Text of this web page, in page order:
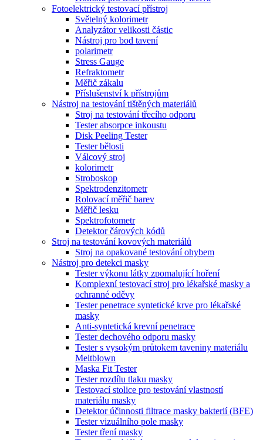
Fotoelektrický testovací přístroj
Světelný kolorimetr
Analyzátor velikosti částic
Nástroj pro bod tavení
polarimetr
Stress Gauge
Refraktometr
Měřič zákalu
Příslušenství k přístrojům
Nástroj na testování tištěných materiálů
Stroj na testování třecího odporu
Tester absorpce inkoustu
Disk Peeling Tester
Tester bělosti
Válcový stroj
kolorimetr
Stroboskop
Spektrodenzitometr
Rolovací měřič barev
Měřič lesku
Spektrofotometr
Detektor čárových kódů
Stroj na testování kovových materiálů
Stroj na opakované testování ohybem
Nástroj pro detekci masky
Tester výkonu látky zpomalující hoření
Komplexní testovací stroj pro lékařské masky a
ochranné oděvy
Tester penetrace syntetické krve pro lékařské
masky
Anti-syntetická krevní penetrace
Tester dechového odporu masky
Tester s vysokým průtokem taveniny materiálu
Meltblown
Maska Fit Tester
Tester rozdílu tlaku masky
Testovací stolice pro testování vlastností
materiálu masky
Detektor účinnosti filtrace masky bakterií (BFE)
Tester vizuálního pole masky
Tester tření masky